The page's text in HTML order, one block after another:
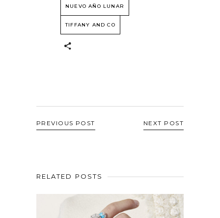
NUEVO AÑO LUNAR
TIFFANY AND CO
PREVIOUS POST NEXT POST
RELATED POSTS